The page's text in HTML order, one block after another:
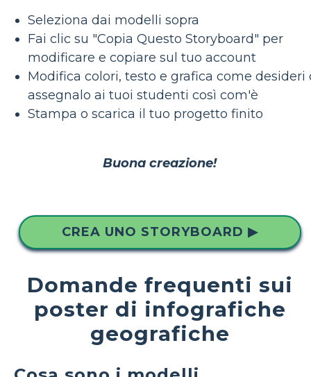
Seleziona dai modelli sopra
Fai clic su "Copia Questo Storyboard" per
modificare e copiare sul tuo account
Modifica colori, testo e grafica come desideri
assegnalo ai tuoi studenti così com'è
Stampa o scarica il tuo progetto finito
Buona creazione!
CREA UNO STORYBOARD ▶
Domande frequenti sui
poster di infografiche
geografiche